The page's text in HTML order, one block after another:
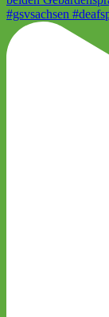
#gsvsachsen